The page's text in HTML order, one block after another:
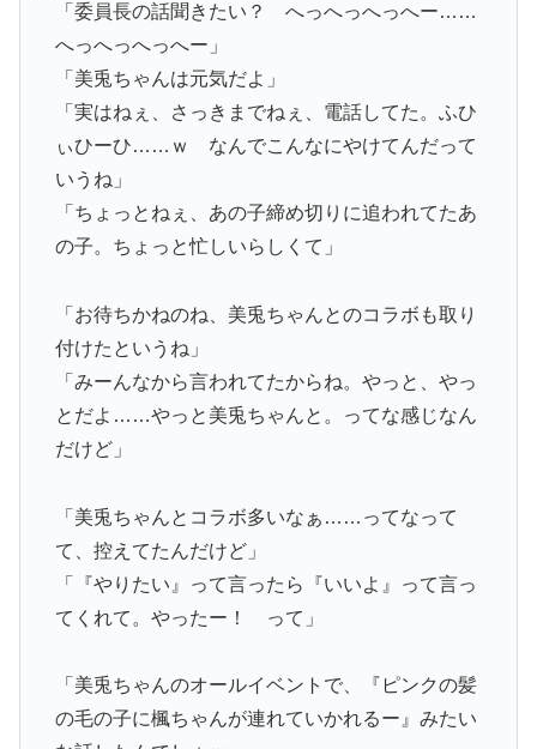
「委員長の話聞きたい？ へっへっへっへー……
へっへっへっへー」
「美兎ちゃんは元気だよ」
「実はねぇ、さっきまでねぇ、電話してた。ふひ
ぃひーひ……ｗ なんでこんなにやけてんだって
いうね」
「ちょっとねぇ、あの子締め切りに追われてたあ
の子。ちょっと忙しいらしくて」
「お待ちかねのね、美兎ちゃんとのコラボも取り
付けたというね」
「みーんなから言われてたからね。やっと、やっ
とだよ……やっと美兎ちゃんと。ってな感じなん
だけど」
「美兎ちゃんとコラボ多いなぁ……ってなって
て、控えてたんだけど」
「『やりたい』って言ったら『いいよ』って言っ
てくれて。やったー！ って」
「美兎ちゃんのオールイベントで、『ピンクの髪
の毛の子に楓ちゃんが連れていかれるー』みたい